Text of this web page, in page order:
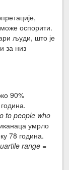
оспорити.
људи, што је
за низ
90%
to people who
умрло
78 година.
range =